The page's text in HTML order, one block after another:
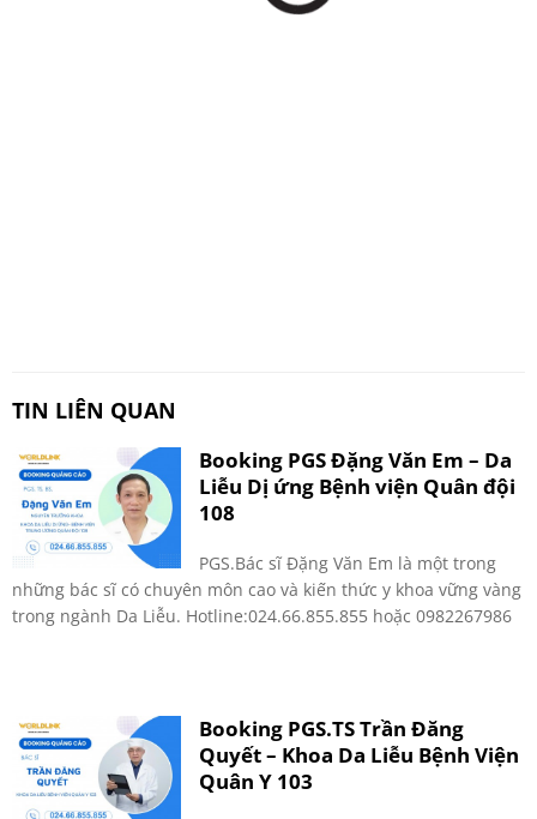
TIN LIÊN QUAN
Booking PGS Đặng Văn Em – Da
Liễu Dị ứng Bệnh viện Quân đội
108
PGS.Bác sĩ Đặng Văn Em là một trong
những bác sĩ có chuyên môn cao và kiến thức y khoa vững vàng
trong ngành Da Liễu. Hotline:024.66.855.855 hoặc 0982267986
Booking PGS.TS Trần Đăng
Quyết – Khoa Da Liễu Bệnh Viện
Quân Y 103